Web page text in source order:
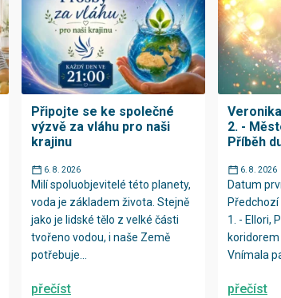
Připojte se ke společné
výzvě za vláhu pro naši
krajinu
6. 8. 2026
Milí spoluobjevitelé této planety,
voda je základem života. Stejně
jako je lidské tělo z velké části
tvořeno vodou, i naše Země
potřebuje...
přečíst
2. -
Příběh
6. 8. 2026
Datum
1. - Ellori,
Vnímala
přečíst